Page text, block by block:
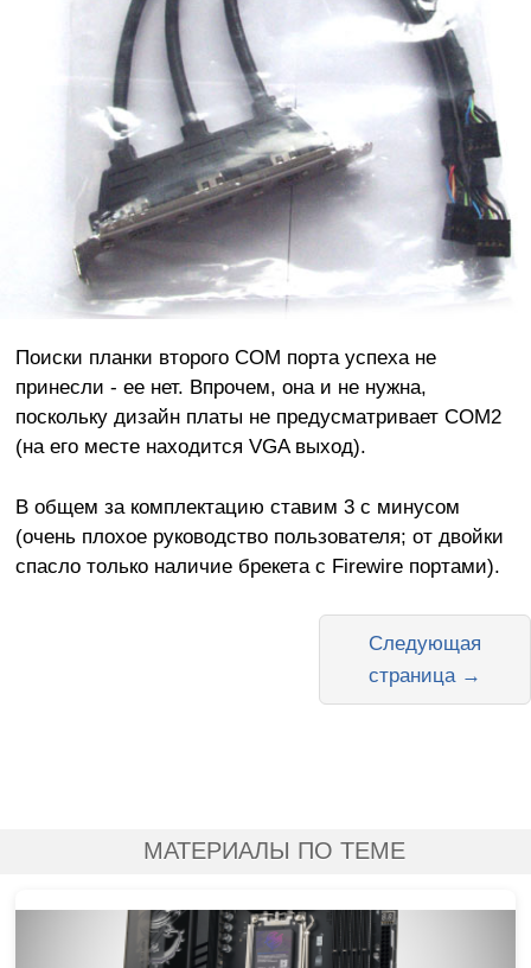
Поиски планки второго COM порта успеха не
принесли - ее нет. Впрочем, она и не нужна,
поскольку дизайн платы не предусматривает COM2
(на его месте находится VGA выход).
В общем за комплектацию ставим 3 с минусом
(очень плохое руководство пользователя; от двойки
спасло только наличие брекета с Firewire портами).
Следующая
страница →
МАТЕРИАЛЫ ПО ТЕМЕ